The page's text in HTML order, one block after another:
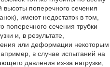
поперечного сечения
имеют недостаток в том,
поперечного сечения трубки
и, в результате,
или деформации некоторым
в случае испытаний на
давления из-за нагрузки,